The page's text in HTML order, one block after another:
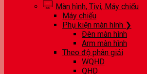
Màn hình, Tivi, Máy chiếu
Máy chiếu
Phụ kiện màn hình ❯
Đèn màn hình
Arm màn hình
Theo độ phân giải
WQHD
QHD